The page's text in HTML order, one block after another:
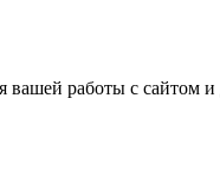
вашей работы с сайтом